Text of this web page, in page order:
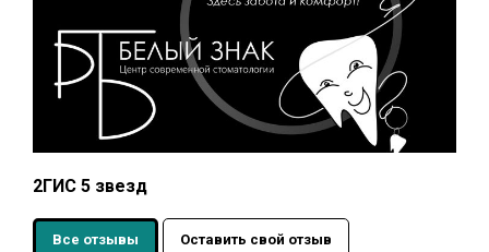
2ГИС 5 звезд
Все отзывы Оставить свой отзыв